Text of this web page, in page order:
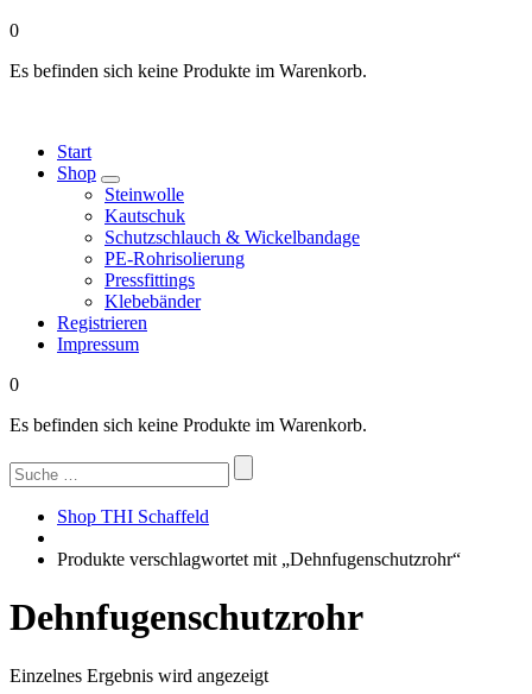
0
Es befinden sich keine Produkte im Warenkorb.
Start
Shop
Steinwolle
Kautschuk
Schutzschlauch & Wickelbandage
PE-Rohrisolierung
Pressfittings
Klebebänder
Registrieren
Impressum
0
Es befinden sich keine Produkte im Warenkorb.
Suchen
nach:
Shop THI Schaffeld
Produkte verschlagwortet mit „Dehnfugenschutzrohr“
Dehnfugenschutzrohr
Einzelnes Ergebnis wird angezeigt